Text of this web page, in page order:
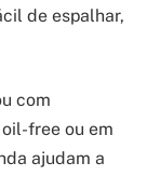
de espalhar,
com
free ou em
ajudam a